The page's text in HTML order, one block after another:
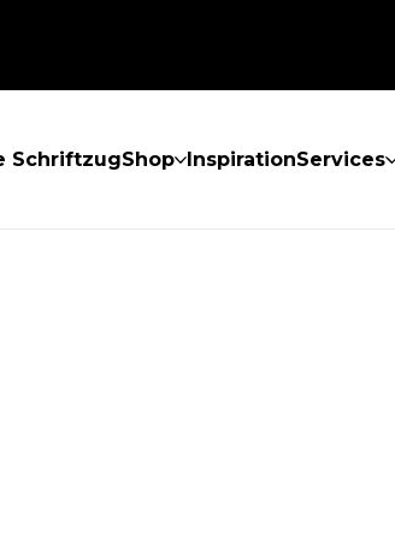
SchriftzugShop InspirationServices